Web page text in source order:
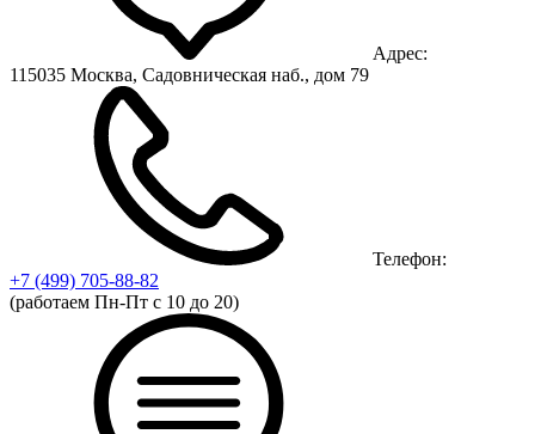
Адрес:
115035 Москва, Садовническая наб., дом 79
Телефон:
+7 (499) 705-88-82
(работаем Пн-Пт с 10 до 20)